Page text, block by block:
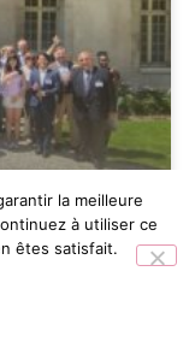
réunie
la meilleure
à utiliser ce
êtes satisfait.